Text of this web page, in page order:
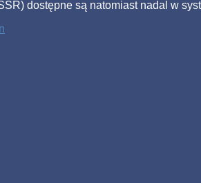
dostępne są natomiast nadal w